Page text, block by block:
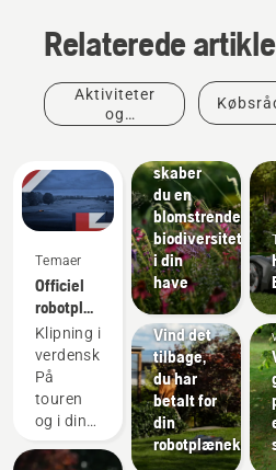
Relaterede
Aktiviteter
og
Temaer
Officiel
robotplæneklipperpartner
for DP
World
Tour
Klipning i
verdensklasse.
På
touren
og i din
Sådan gør
du og
vejledninger
skaber
du en
blomstrende
i din
have
Tilbud
Vind det
tilbage,
du har
betalt for
din